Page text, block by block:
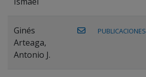
Ginés
Arteaga,
Antonio J.
PUBLICACIONES